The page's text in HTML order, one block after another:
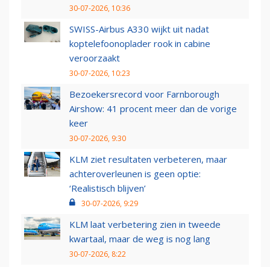
30-07-2026, 10:36
SWISS-Airbus A330 wijkt uit nadat
koptelefoonoplader rook in cabine
veroorzaakt
30-07-2026, 10:23
Bezoekersrecord voor Farnborough
Airshow: 41 procent meer dan de vorige
keer
30-07-2026, 9:30
KLM ziet resultaten verbeteren, maar
achteroverleunen is geen optie:
‘Realistisch blijven’
30-07-2026, 9:29
KLM laat verbetering zien in tweede
kwartaal, maar de weg is nog lang
30-07-2026, 8:22